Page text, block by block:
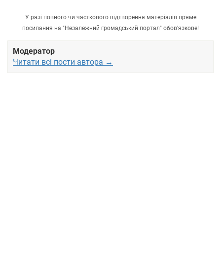
У разі повного чи часткового відтворення матеріалів пряме
посилання на "Незалежний громадський портал" обов'язкове!
Модератор
Читати всі пости автора →